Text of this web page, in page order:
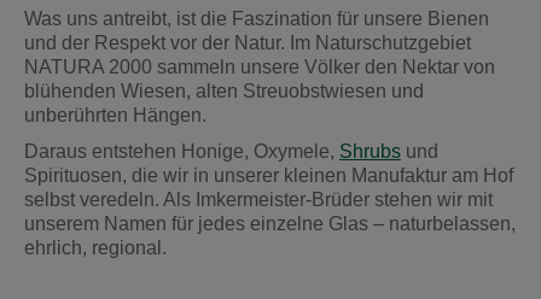
Was uns antreibt, ist die Faszination für unsere Bienen
und der Respekt vor der Natur. Im Naturschutzgebiet
NATURA 2000 sammeln unsere Völker den Nektar von
blühenden Wiesen, alten Streuobstwiesen und
unberührten Hängen.
Daraus entstehen Honige, Oxymele, Shrubs und
Spirituosen, die wir in unserer kleinen Manufaktur am Hof
selbst veredeln. Als Imkermeister-Brüder stehen wir mit
unserem Namen für jedes einzelne Glas – naturbelassen,
ehrlich, regional.